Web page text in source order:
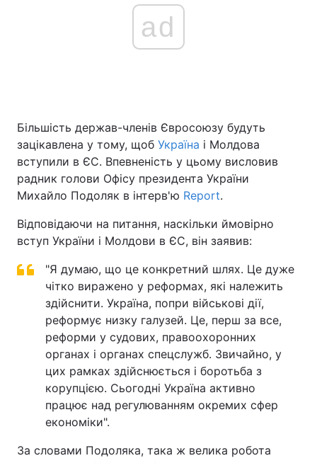
ad
Більшість держав-членів Євросоюзу будуть
зацікавлена у тому, щоб Україна і Молдова
вступили в ЄС. Впевненість у цьому висловив
радник голови Офісу президента України
Михайло Подоляк в інтерв'ю Report.
Відповідаючи на питання, наскільки ймовірно
вступ України і Молдови в ЄС, він заявив:
"Я думаю, що це конкретний шлях. Це дуже
чітко виражено у реформах, які належить
здійснити. Україна, попри військові дії,
реформує низку галузей. Це, перш за все,
реформи у судових, правоохоронних
органах і органах спецслужб. Звичайно, у
цих рамках здійснюється і боротьба з
корупцією. Сьогодні Україна активно
працює над регулюванням окремих сфер
економіки".
За словами Подоляка, така ж велика робота